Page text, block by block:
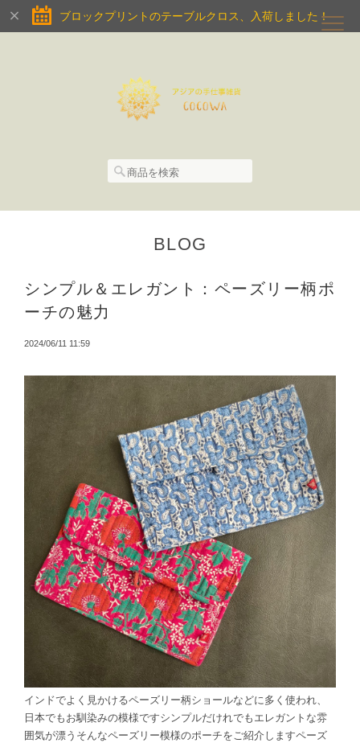
ブロックプリントのテーブルクロス、入荷しました！
BLOG
シンプル＆エレガント：ペーズリー柄ポ
ーチの魅力
2024/06/11 11:59
インドでよく見かけるペーズリー柄ショールなどに多く使われ、
日本でもお馴染みの模様ですシンプルだけれでもエレガントな雰
囲気が漂うそんなペーズリー模様のポーチをご紹介しますペーズ